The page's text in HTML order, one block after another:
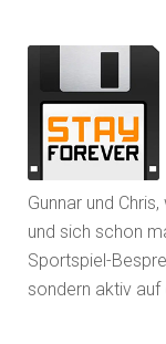
Gunnar und
und sich schon
Sportspiel-
sondern aktiv auf